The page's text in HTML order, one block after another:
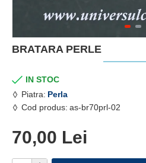
BRATARA PERLE
IN STOC
Piatra: Perla
Cod produs: as-br70prl-02
70,00 Lei